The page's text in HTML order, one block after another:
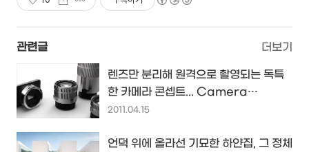
관련글 더보기
렌즈만 분리해 원격으로 촬영되는 독특
한 카메라 콘셉트... Camera
Futura...
2011.04.15
언덕 위에 올라선 기묘한 하얀집, 그 정체